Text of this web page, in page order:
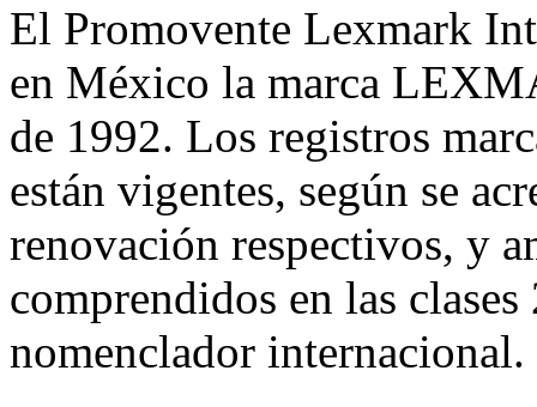
El Promovente Lexmark
en México la marca
de 1992. Los registros
están vigentes, según se
renovación respectivos, y
comprendidos en las
nomenclador internacional.